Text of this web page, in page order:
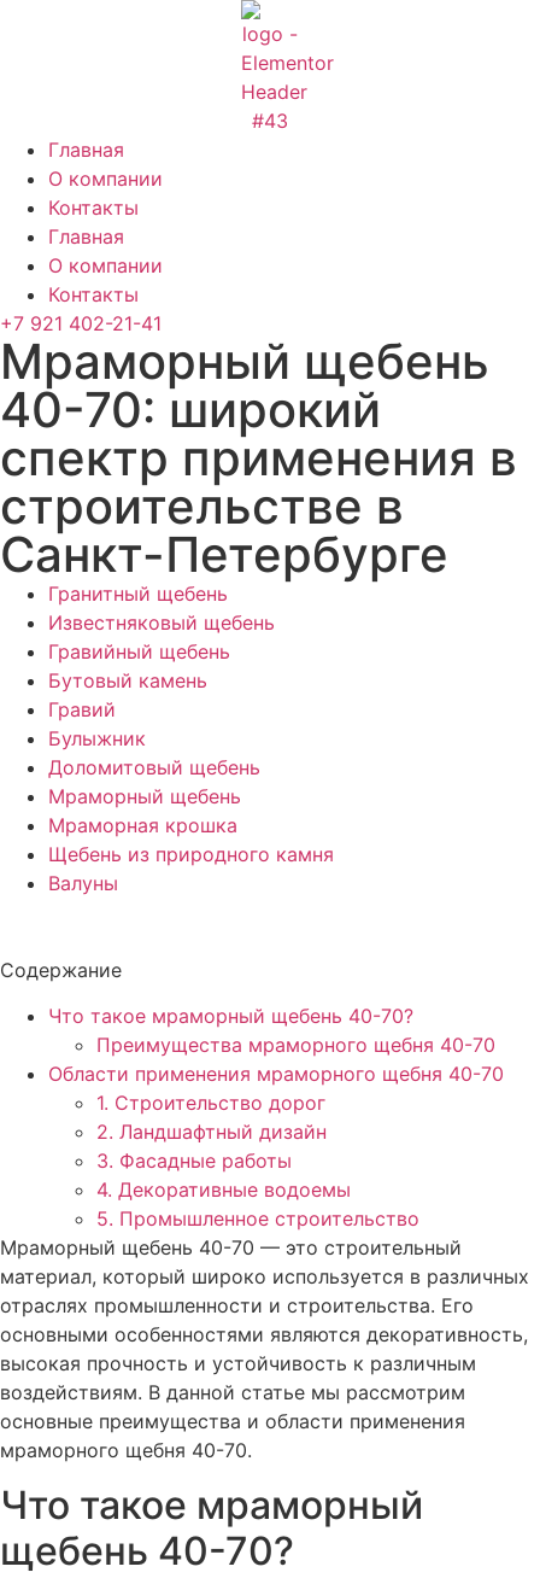
Главная
О компании
Контакты
Главная
О компании
Контакты
+7 921 402-21-41
Мраморный щебень
40-70: широкий
спектр применения в
строительстве в
Санкт-Петербурге
Гранитный щебень
Известняковый щебень
Гравийный щебень
Бутовый камень
Гравий
Булыжник
Доломитовый щебень
Мраморный щебень
Мраморная крошка
Щебень из природного камня
Валуны
Содержание
Что такое мраморный щебень 40-70?
Преимущества мраморного щебня 40-70
Области применения мраморного щебня 40-70
1. Строительство дорог
2. Ландшафтный дизайн
3. Фасадные работы
4. Декоративные водоемы
5. Промышленное строительство
Мраморный щебень 40-70 — это строительный
материал, который широко используется в различных
отраслях промышленности и строительства. Его
основными особенностями являются декоративность,
высокая прочность и устойчивость к различным
воздействиям. В данной статье мы рассмотрим
основные преимущества и области применения
мраморного щебня 40-70.
Что такое мраморный
щебень 40-70?